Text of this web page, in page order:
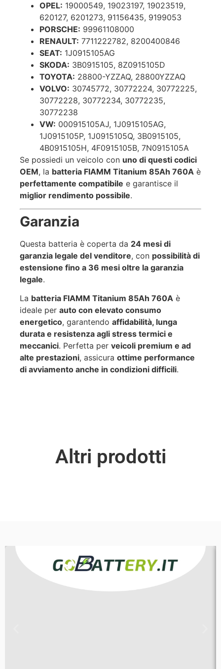
OPEL: 19000549, 19023197, 19023519,
620127, 6201273, 91156435, 9199053
PORSCHE: 99961108000
RENAULT: 7711222782, 8200400846
SEAT: 1J0915105AG
SKODA: 3B0915105, 8Z0915105D
TOYOTA: 28800-YZZAQ, 28800YZZAQ
VOLVO: 30745772, 30772224, 30772225,
30772228, 30772234, 30772235,
30772238
VW: 000915105AJ, 1J0915105AG,
1J0915105P, 1J0915105Q, 3B0915105,
4B0915105H, 4F0915105B, 7N0915105A
Se possiedi un veicolo con uno di questi codici
OEM, la batteria FIAMM Titanium 85Ah 760A è
perfettamente compatibile e garantisce il
miglior rendimento possibile.
Garanzia
Questa batteria è coperta da 24 mesi di
garanzia legale del venditore, con possibilità di
estensione fino a 36 mesi oltre la garanzia
legale.
La batteria FIAMM Titanium 85Ah 760A è
ideale per auto con elevato consumo
energetico, garantendo affidabilità, lunga
durata e resistenza agli stress termici e
meccanici. Perfetta per veicoli premium e ad
alte prestazioni, assicura ottime performance
di avviamento anche in condizioni difficili.
Altri prodotti